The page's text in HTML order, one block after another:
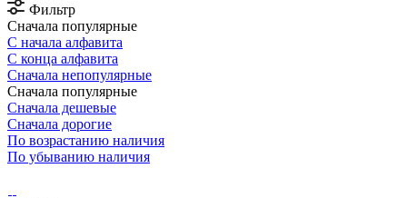
Фильтр
Сначала популярные
С начала алфавита
С конца алфавита
Сначала непопулярные
Сначала популярные
Сначала дешевые
Сначала дорогие
По возрастанию наличия
По убыванию наличия